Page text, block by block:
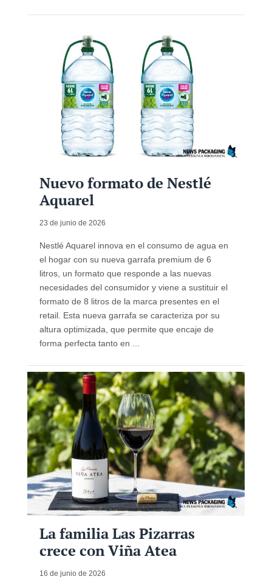
Nuevo formato de Nestlé
Aquarel
23 de junio de 2026
Nestlé Aquarel innova en el consumo de agua en
el hogar con su nueva garrafa premium de 6
litros, un formato que responde a las nuevas
necesidades del consumidor y viene a sustituir el
formato de 8 litros de la marca presentes en el
retail. Esta nueva garrafa se caracteriza por su
altura optimizada, que permite que encaje de
forma perfecta tanto en ...
La familia Las Pizarras
crece con Viña Atea
16 de junio de 2026